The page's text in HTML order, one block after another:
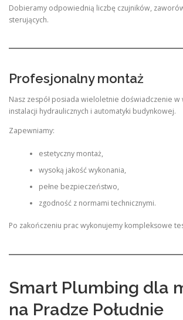
Dobieramy odpowiednią liczbę czujników,
sterujących.
Profesjonalny montaż
Nasz zespół posiada wieloletnie doświadczenie w
instalacji hydraulicznych i automatyki budynkowej.
Zapewniamy:
estetyczny montaż,
wysoką jakość wykonania,
pełne bezpieczeństwo,
zgodność z normami technicznymi.
Po zakończeniu prac wykonujemy kompleksowe
Smart Plumbing dla
na Pradze Południe